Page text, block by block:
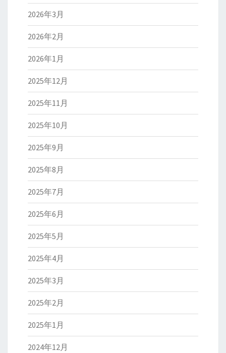
2026年3月
2026年2月
2026年1月
2025年12月
2025年11月
2025年10月
2025年9月
2025年8月
2025年7月
2025年6月
2025年5月
2025年4月
2025年3月
2025年2月
2025年1月
2024年12月